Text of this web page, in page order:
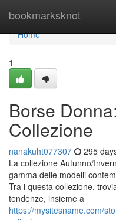
bookmarksknot
Home
Home
1
Borse
Collezione
nanakuht077307 295
La collezione Autunno/
gamma delle modelli
Tra i questa collezione,
tendenze, insieme a
https://mysitesname.com/